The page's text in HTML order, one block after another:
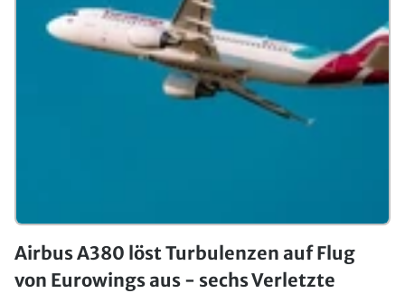
Airbus A380 löst Turbulenzen auf Flug
von Eurowings aus - sechs Verletzte